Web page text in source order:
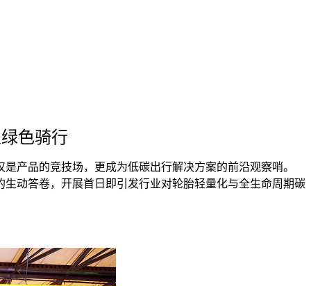
色骑行
产品的竞技场，更成为低碳出行解决方案的前沿观察哨。
动答卷，开展首日即引发行业对轮胎轻量化与全生命周期碳